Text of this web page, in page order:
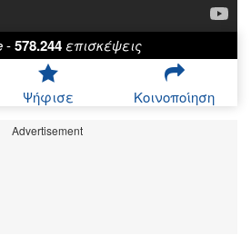
-578.244επισκέψεις
Ψήφισε Κοινοποίηση
Advertisement